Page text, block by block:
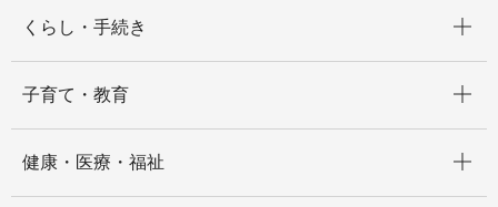
くらし・手続き
子育て・教育
健康・医療・福祉